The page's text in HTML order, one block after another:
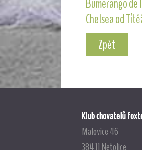
Bumerango
Chelsea od
Zpět
Klub chovatelů
Malovice 46
384 11 Netolice